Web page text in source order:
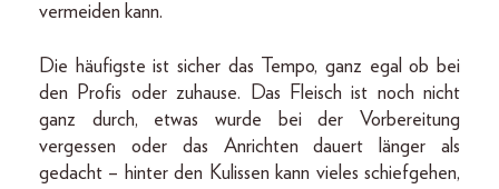
vermeiden kann.
Die häufigste ist sicher das Tempo, ganz egal ob bei
den Profis oder zuhause. Das Fleisch ist noch nicht
ganz durch, etwas wurde bei der Vorbereitung
vergessen oder das Anrichten dauert länger als
gedacht – hinter den Kulissen kann vieles schiefgehen,